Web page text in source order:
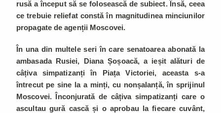
rusă a început să se folosească de subiect. Însă, ceea
ce trebuie reliefat constă în magnitudinea minciunilor
propagate de agenții Moscovei.
În una din multele seri în care senatoarea abonată la
ambasada Rusiei, Diana Șoșoacă, a ieșit alături de
câțiva simpatizanți în Piața Victoriei, aceasta s-a
întrecut pe sine la a minți, cu nonșalanță, în sprijinul
Moscovei. Înconjurată de câțiva simpatizanți care o
ascultau gură cască și o aprobau la fiecare cuvânt,